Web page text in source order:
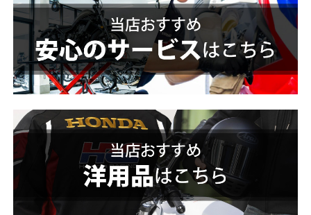
千葉県
ホンダドリーム 船橋
ホンダドリーム 松戸
ホンダドリーム 蘇我
埼玉県
ホンダドリーム 西宮甲子園
奈良県
ホンダドリーム 奈良